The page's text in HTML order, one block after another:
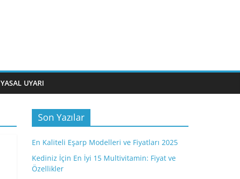
YASAL UYARI
Son Yazılar
En Kaliteli Eşarp Modelleri ve Fiyatları 2025
Kediniz İçin En İyi 15 Multivitamin: Fiyat ve
Özellikler